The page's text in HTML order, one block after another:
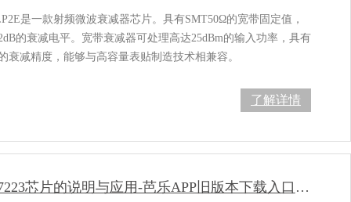
是一款射频微波衰减器芯片。具有SMT50Ω的宽带固定值，
的衰减电平。宽带衰减器可处理高达25dBm的输入功率，具有
减精度，能够与高容量表贴制造技术相兼容。
了解详情
ADUM7223芯片的说明与应用-芭乐APP旧版本下载入口软件电子